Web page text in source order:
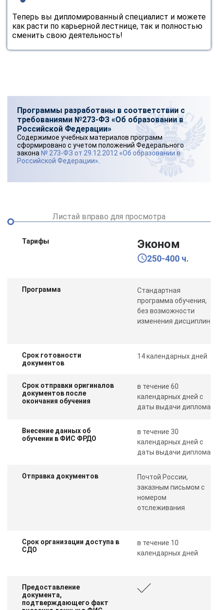
Теперь вы дипломированный специалист и можете
как расти по карьерной лестнице, так и полностью
сменить свою деятельность!
Программы разработаны в соответствии с
требованиями №273-ФЗ «Об образовании в
Российской Федерации»
Содержимое учебных материалов программ
сформировано с учетом положений Федерального
закона № 273-ФЗ от 29.12.2012 «Об образовании в
Российской Федерации»
Листай вправо для просмотра
Тарифы Эконом
250-400 ч.
Программа
Стандартная
программа обучения,
без возможности
изменения дисциплин
Срок готовности
документов
14 календарных дней
Срок отправки оригиналов
документов после
окончания обучения
в течение 60
календарных дней с
даты выдачи диплома
Внесение данных об
обучении в ФИС ФРДО
в течение 30
календарных дней с
даты выдачи диплома
Отправка документов
Почтой России,
заказным письмом с
номером
отслеживания
Срок организации доступа в
СДО
в течение 10
календарных дней
Предоставление
документа,
подтверждающего факт